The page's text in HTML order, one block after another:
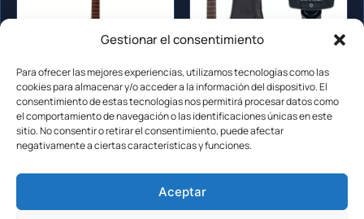
Gestionar el consentimiento
Para ofrecer las mejores experiencias, utilizamos tecnologías como las
cookies para almacenar y/o acceder a la información del dispositivo. El
consentimiento de estas tecnologías nos permitirá procesar datos como
el comportamiento de navegación o las identificaciones únicas en este
sitio. No consentir o retirar el consentimiento, puede afectar
negativamente a ciertas características y funciones.
Aceptar
Thomann G-Tuned
Thomann Classic Guitar